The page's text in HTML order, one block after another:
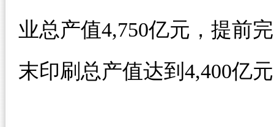
业总产值4,750亿元，提前
末印刷总产值达到4,400亿